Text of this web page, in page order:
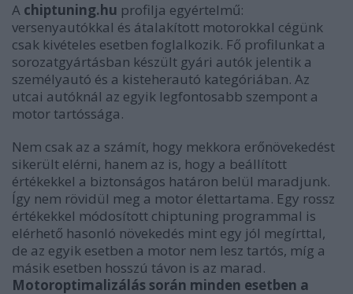
A chiptuning.hu profilja egyértelmű:
versenyautókkal és átalakított motorokkal cégünk
csak kivételes esetben foglalkozik. Fő profilunkat a
sorozatgyártásban készült gyári autók jelentik a
személyautó és a kisteherautó kategóriában. Az
utcai autóknál az egyik legfontosabb szempont a
motor tartóssága.
Nem csak az a számít, hogy mekkora erőnövekedést
sikerült elérni, hanem az is, hogy a beállított
értékekkel a biztonságos határon belül maradjunk.
Így nem rövidül meg a motor élettartama. Egy rossz
értékekkel módosított chiptuning programmal is
elérhető hasonló növekedés mint egy jól megírttal,
de az egyik esetben a motor nem lesz tartós, míg a
másik esetben hosszú távon is az marad.
Motoroptimalizálás során minden esetben a